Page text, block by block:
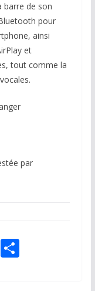
barre de son
pour
ainsi
et
tout comme la
par
P